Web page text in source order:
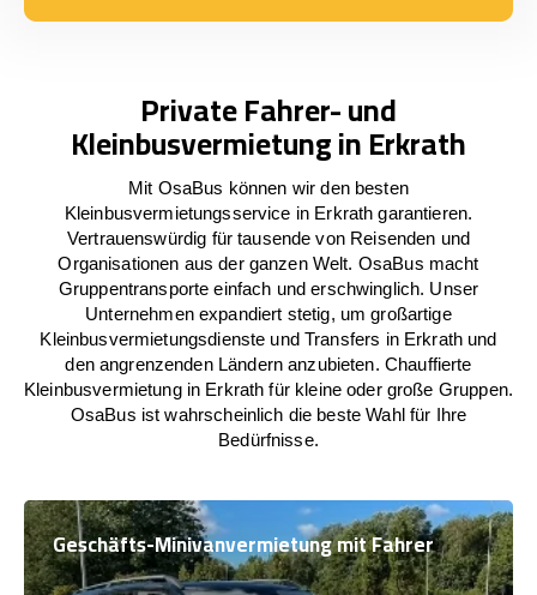
Private Fahrer- und
Kleinbusvermietung in Erkrath
Mit OsaBus können wir den besten
Kleinbusvermietungsservice in Erkrath garantieren.
Vertrauenswürdig für tausende von Reisenden und
Organisationen aus der ganzen Welt. OsaBus macht
Gruppentransporte einfach und erschwinglich. Unser
Unternehmen expandiert stetig, um großartige
Kleinbusvermietungsdienste und Transfers in Erkrath und
den angrenzenden Ländern anzubieten. Chauffierte
Kleinbusvermietung in Erkrath für kleine oder große Gruppen.
OsaBus ist wahrscheinlich die beste Wahl für Ihre
Bedürfnisse.
Geschäfts-Minivanvermietung mit Fahrer